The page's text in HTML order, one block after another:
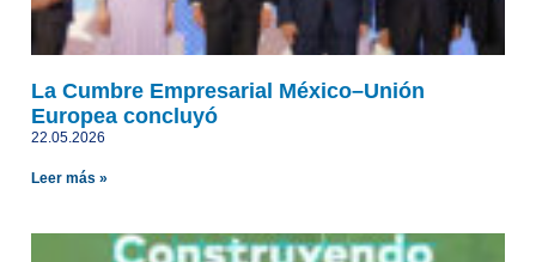
La Cumbre Empresarial México–Unión
Europea concluyó
22.05.2026
Leer más »